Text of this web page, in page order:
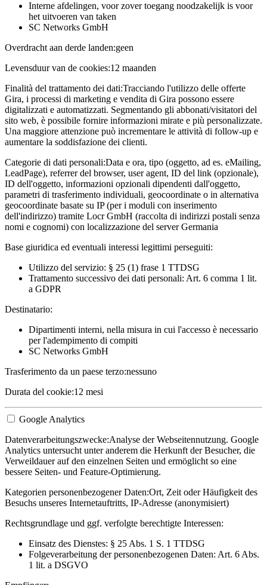
Interne afdelingen, voor zover toegang noodzakelijk is voor
het uitvoeren van taken
SC Networks GmbH
Overdracht aan derde landen:geen
Levensduur van de cookies:12 maanden
Finalità del trattamento dei dati:Tracciando l'utilizzo delle offerte
Gira, i processi di marketing e vendita di Gira possono essere
digitalizzati e automatizzati. Segmentando gli abbonati/visitatori del
sito web, è possibile fornire informazioni mirate e più personalizzate.
Una maggiore attenzione può incrementare le attività di follow-up e
aumentare la soddisfazione dei clienti.
Categorie di dati personali:Data e ora, tipo (oggetto, ad es. eMailing,
LeadPage), referrer del browser, user agent, ID del link (opzionale),
ID dell'oggetto, informazioni opzionali dipendenti dall'oggetto,
parametri di trasferimento individuali, geocoordinate o in alternativa
geocoordinate basate su IP (per i moduli con inserimento
dell'indirizzo) tramite Locr GmbH (raccolta di indirizzi postali senza
nomi e cognomi) con localizzazione del server Germania
Base giuridica ed eventuali interessi legittimi perseguiti:
Utilizzo del servizio: § 25 (1) frase 1 TTDSG
Trattamento successivo dei dati personali: Art. 6 comma 1 lit.
a GDPR
Destinatario:
Dipartimenti interni, nella misura in cui l'accesso è necessario
per l'adempimento di compiti
SC Networks GmbH
Trasferimento da un paese terzo:nessuno
Durata del cookie:12 mesi
Google Analytics
Datenverarbeitungszwecke:Analyse der Webseitennutzung. Google
Analytics untersucht unter anderem die Herkunft der Besucher, die
Verweildauer auf den einzelnen Seiten und ermöglicht so eine
bessere Seiten- und Feature-Optimierung.
Kategorien personenbezogener Daten:Ort, Zeit oder Häufigkeit des
Besuchs unseres Internetauftritts, IP-Adresse (anonymisiert)
Rechtsgrundlage und ggf. verfolgte berechtigte Interessen:
Einsatz des Dienstes: § 25 Abs. 1 S. 1 TTDSG
Folgeverarbeitung der personenbezogenen Daten: Art. 6 Abs.
1 lit. a DSGVO